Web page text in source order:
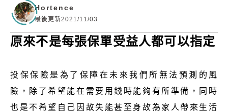
Hortence
最後更新2021/11/03
原來不是每張保單受益人都可以指定
投保保險是為了保障在未來我們所無法預測的風
險，除了希望能在需要用錢時能夠有所準備，同時
也是不希望自己因故失能甚至身故為家人帶來生活